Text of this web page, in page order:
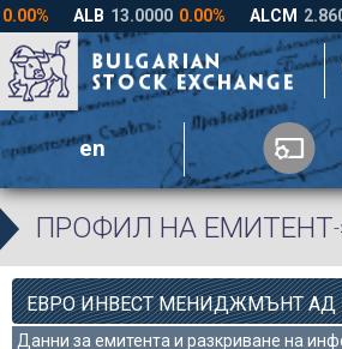
en
ПРОФИЛ НА ЕМИТЕНТ
Данни за емитента и разкриване на